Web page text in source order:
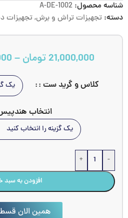
شناسه محصول: A-DE-1002
دسته: تجهیزات تراش و برش,تجهیزات
21,000,000 تومان –
کلاس و گرید ست :
انتخاب
-
+
افزودن به سبد
همین الان